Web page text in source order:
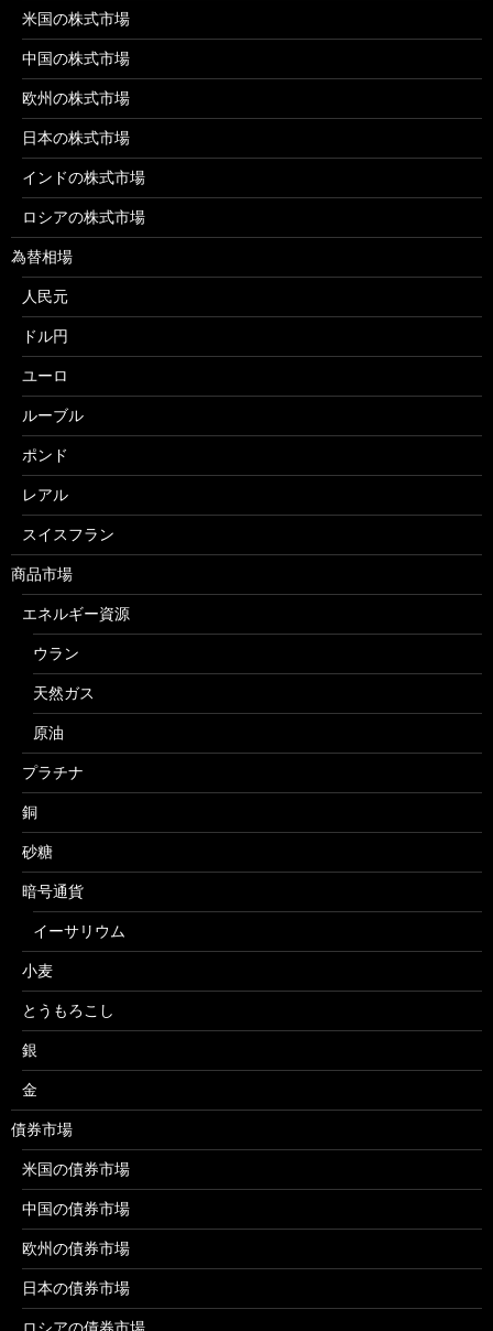
米国の株式市場
中国の株式市場
欧州の株式市場
日本の株式市場
インドの株式市場
ロシアの株式市場
為替相場
人民元
ドル円
ユーロ
ルーブル
ポンド
レアル
スイスフラン
商品市場
エネルギー資源
ウラン
天然ガス
原油
プラチナ
銅
砂糖
暗号通貨
イーサリウム
小麦
とうもろこし
銀
金
債券市場
米国の債券市場
中国の債券市場
欧州の債券市場
日本の債券市場
ロシアの債券市場